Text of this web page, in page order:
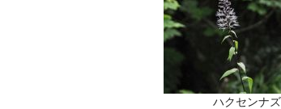
ハクセンナ